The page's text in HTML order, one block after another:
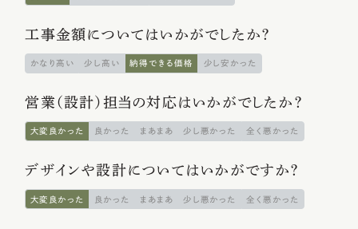
会社概要
予約不要!
展示場・ショールーム見学 プランのご相談
FOLLOW!
工事金額についてはいかがでしたか？
かなり高い 少し高い 納得できる価格 少し安かった
営業（設計）担当の対応はいかがでしたか？
大変良かった 良かった まあまあ 少し悪かった 全く悪かった
デザインや設計についてはいかがですか？
大変良かった 良かった まあまあ 少し悪かった 全く悪かった